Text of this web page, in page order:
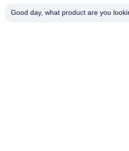
Good day, what product are you